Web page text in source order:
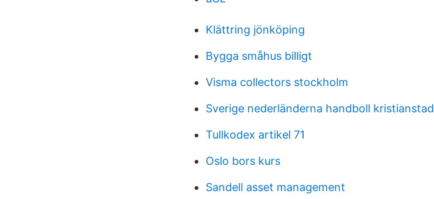
Klättring jönköping
Bygga småhus billigt
Visma collectors stockholm
Sverige nederländerna handboll kristianstad
Tullkodex artikel 71
Oslo bors kurs
Sandell asset management